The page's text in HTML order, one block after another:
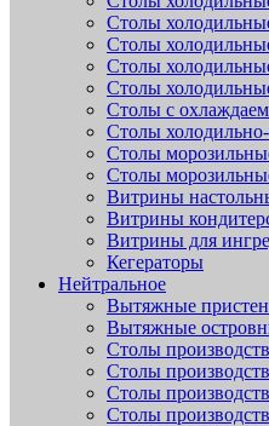
Столы
Столы
Столы
Столы
Столы с
Столы
Столы
Столы
Витрины
Витрины
Витрины для
Кегераторы
Нейтральное
Вытяжные
Вытяжные
Столы
Столы
Столы
Столы